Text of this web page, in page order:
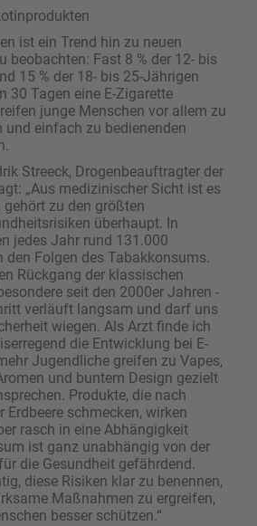
ist ein Trend hin zu neuen
beobachten: Fast 8 % der 12- bis
15 % der 18- bis 25-Jährigen
30 Tagen eine E-Zigarette
junge Menschen vor allem zu
und einfach zu bedienenden
Streeck, Drogenbeauftragter der
„Aus medizinischer Sicht ist es
zu den größten
überhaupt. In
jedes Jahr rund 131.000
den Folgen des Tabakkonsums.
Rückgang der klassischen
seit den 2000er Jahren -
verläuft langsam und darf uns
wiegen. Als Arzt finde ich
die Entwicklung bei E-
Jugendliche greifen zu Vapes,
und buntem Design gezielt
Produkte, die nach
Erdbeere schmecken, wirken
rasch in eine Abhängigkeit
ist ganz unabhängig von der
die Gesundheit gefährdend.
diese Risiken klar zu benennen,
Maßnahmen zu ergreifen,
besser schützen.“